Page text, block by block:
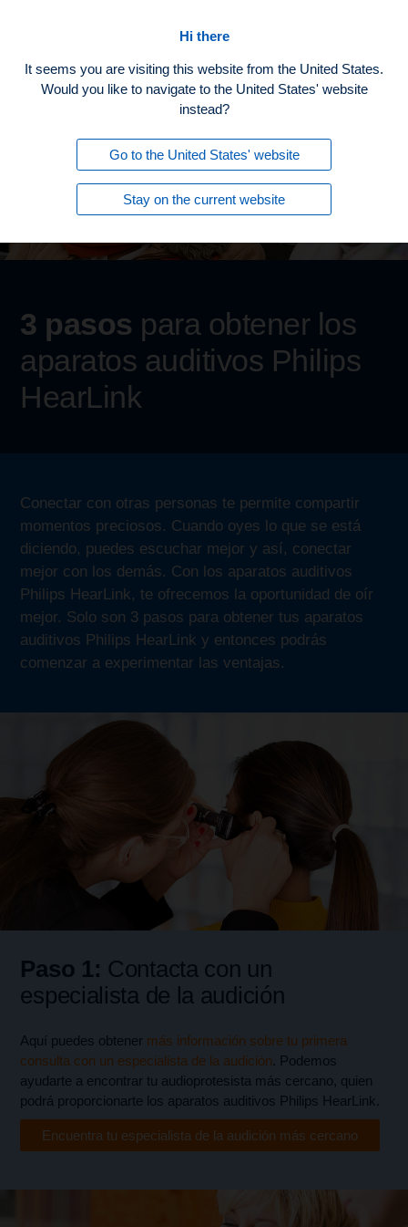
Hi there
It seems you are visiting this website from the United States.
Would you like to navigate to the United States' website
instead?
Go to the United States' website
Stay on the current website
3 pasos para obtener los
aparatos auditivos Philips
HearLink
Conectar con otras personas te permite compartir
momentos preciosos. Cuando oyes lo que se está
diciendo, puedes escuchar mejor y así, conectar
mejor con los demás. Con los aparatos auditivos
Philips HearLink, te ofrecemos la oportunidad de oír
mejor. Solo son 3 pasos para obtener tus aparatos
auditivos Philips HearLink y entonces podrás
comenzar a experimentar las ventajas.
Paso 1: Contacta con un
especialista de la audición
Aquí puedes obtener más información sobre tu primera
consulta con un especialista de la audición . Podemos
ayudarte a encontrar tu audioprotesista más cercano, quien
podrá proporcionarte los aparatos auditivos Philips HearLink.
Encuentra tu especialista de la audición más cercano